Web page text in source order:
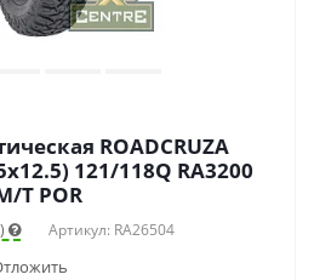
ROADCRUZA
121/118Q RA3200
T POR
Артикул: RA26504